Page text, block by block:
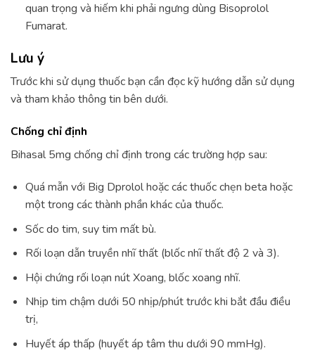
quan trọng và hiếm khi phải ngưng dùng Bisoprolol
Fumarat.
Lưu ý
Trước khi sử dụng thuốc bạn cần đọc kỹ hướng dẫn sử dụng
và tham khảo thông tin bên dưới.
Chống chỉ định
Bihasal 5mg chống chỉ định trong các trường hợp sau:
Quá mẫn với Big Dprolol hoặc các thuốc chẹn beta hoặc
một trong các thành phần khác của thuốc.
Sốc do tim, suy tim mất bù.
Rối loạn dẫn truyền nhĩ thất (blốc nhĩ thất độ 2 và 3).
Hội chứng rối loạn nút Xoang, blốc xoang nhĩ.
Nhịp tim chậm dưới 50 nhịp/phút trước khi bắt đầu điều
trị,
Huyết áp thấp (huyết áp tâm thu dưới 90 mmHg).